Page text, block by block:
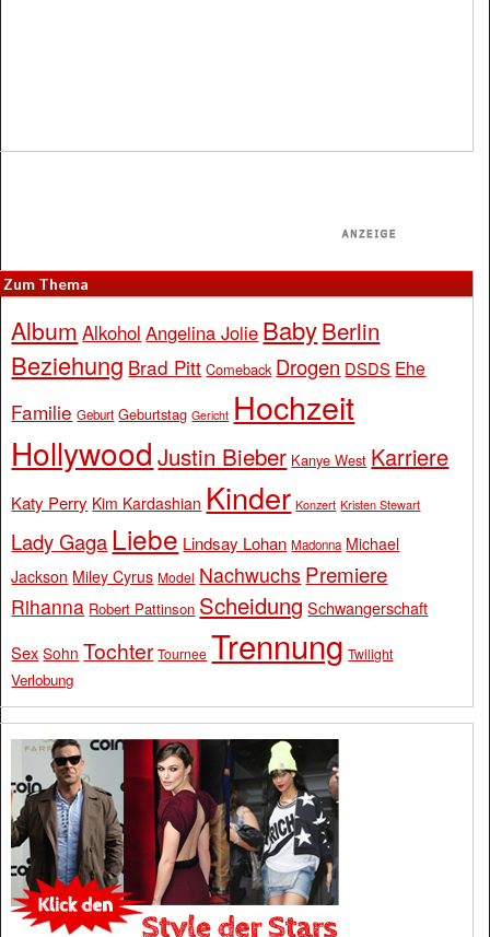
Zum Thema
Album Alkohol Angelina Jolie BabyBerlin
Beziehung Brad Pitt Comeback Drogen DSDS Ehe
Familie Geburt Geburtstag Gericht Hochzeit
Hollywood Justin Bieber Kanye West Karriere
Katy Perry Kim Kardashian Kinder Konzert Kristen Stewart
Lady Gaga Liebe Lindsay Lohan Madonna Michael
Jackson Miley Cyrus Model Nachwuchs Premiere
Rihanna Robert Pattinson Scheidung Schwangerschaft
Sex Sohn Tochter Tournee Trennung Twilight
Verlobung